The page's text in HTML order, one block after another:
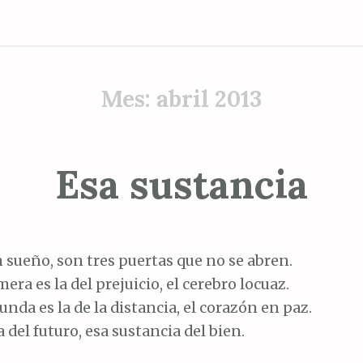
Mes: abril 2013
Esa sustancia
sueño, son tres puertas que no se abren.
es la del prejuicio, el cerebro locuaz.
es la de la distancia, el corazón en paz.
del futuro, esa sustancia del bien.